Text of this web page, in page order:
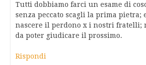
Tutti dobbiamo farci un esame di
senza peccato scagli la prima pietra;
nascere il perdono x i nostri fratelli;
da poter giudicare il prossimo.
Rispondi